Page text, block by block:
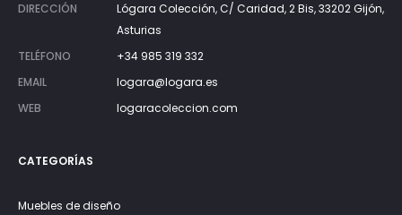
DIRECCIÓN
Lógara Colección, C/ Caridad, 2 Bis, 33202 Gijón,
Asturias
TELÉFONO
+34 985 319 332
EMAIL
logara@logara.es
WEB
logaracoleccion.com
CATEGORÍAS
Muebles de diseño